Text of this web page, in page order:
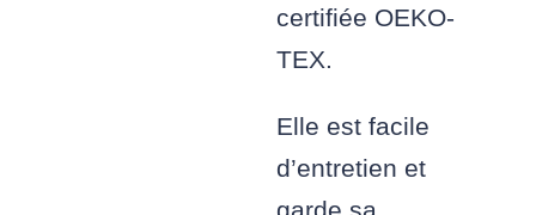
certifiée OEKO-
TEX.
Elle est facile
d’entretien et